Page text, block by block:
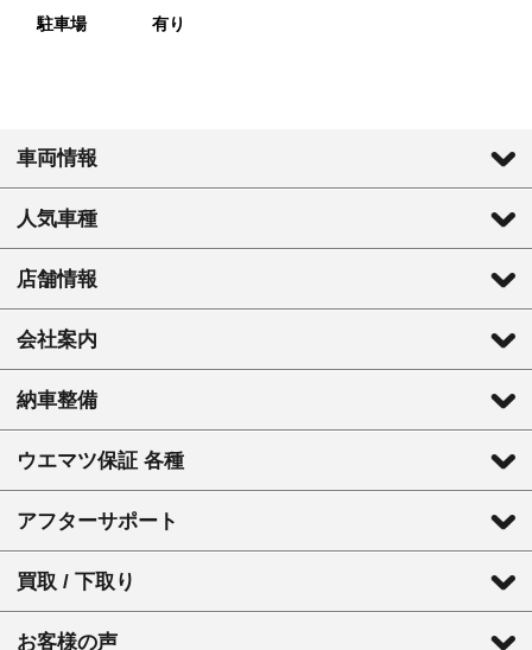
駐車場 有り
車両情報
人気車種
店舗情報
会社案内
納車整備
ウエマツ保証 各種
アフターサポート
買取 / 下取り
お客様の声